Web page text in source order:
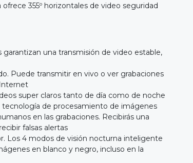
355º horizontales de video seguridad
garantizan una transmisión de video estable,
Puede transmitir en vivo o ver grabaciones
super claros tanto de día como de noche
de procesamiento de imágenes
en las grabaciones. Recibirás una
falsas alertas
Los 4 modos de visión nocturna inteligente
en blanco y negro, incluso en la